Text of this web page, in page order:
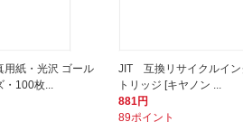
紙・光沢 ゴール
・100枚...
JIT 互換リサイクルイン
トリッジ [キヤノン ...
881円
89ポイント